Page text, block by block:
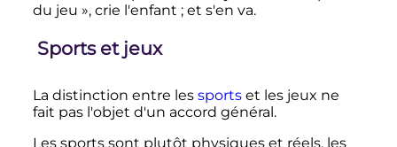
du jeu », crie l'enfant ; et s'en va.
Sports et jeux
La distinction entre les sportset les jeux ne
fait pas l'objet d'un accord général.
Les sports sont plutôt physiques et réels, les